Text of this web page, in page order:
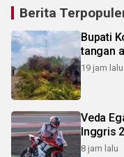
Berita
Bupati
tangan
19 jam lalu
Veda
Inggris
8 jam lalu